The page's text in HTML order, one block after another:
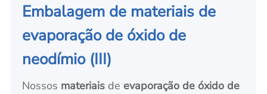
Embalagem de materiais de
evaporação de óxido de
neodímio (III)
Nossos materiais de evaporação de óxido de